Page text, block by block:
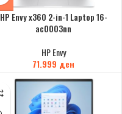
HP Envy x360 2-in-1 Laptop 16-
ac0003nn
HP Envy
71.999 ден